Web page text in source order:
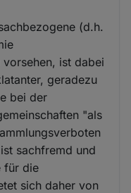
(d.h.
ist dabei
geradezu
bei der
"als
sachfremd und
für die
sich daher von